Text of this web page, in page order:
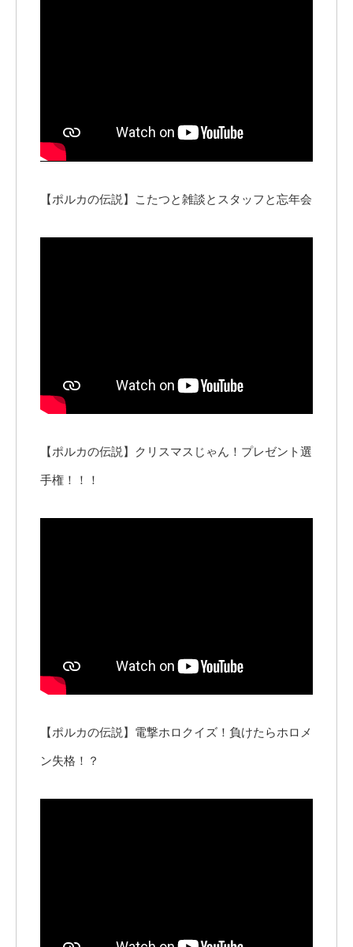
【ポルカの伝説】こたつと雑談とスタッフと忘年会
【ポルカの伝説】クリスマスじゃん！プレゼント選
手権！！！
【ポルカの伝説】電撃ホロクイズ！負けたらホロメ
ン失格！？